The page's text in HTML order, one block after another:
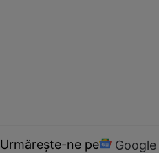
Urmărește-ne pe